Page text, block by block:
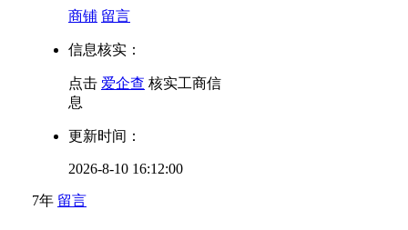
商铺 留言
信息核实：
点击 爱企查 核实工商信
息
更新时间：
2026-8-10 16:12:00
7年 留言